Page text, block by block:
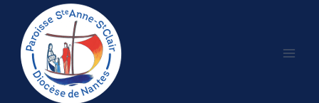
contenu